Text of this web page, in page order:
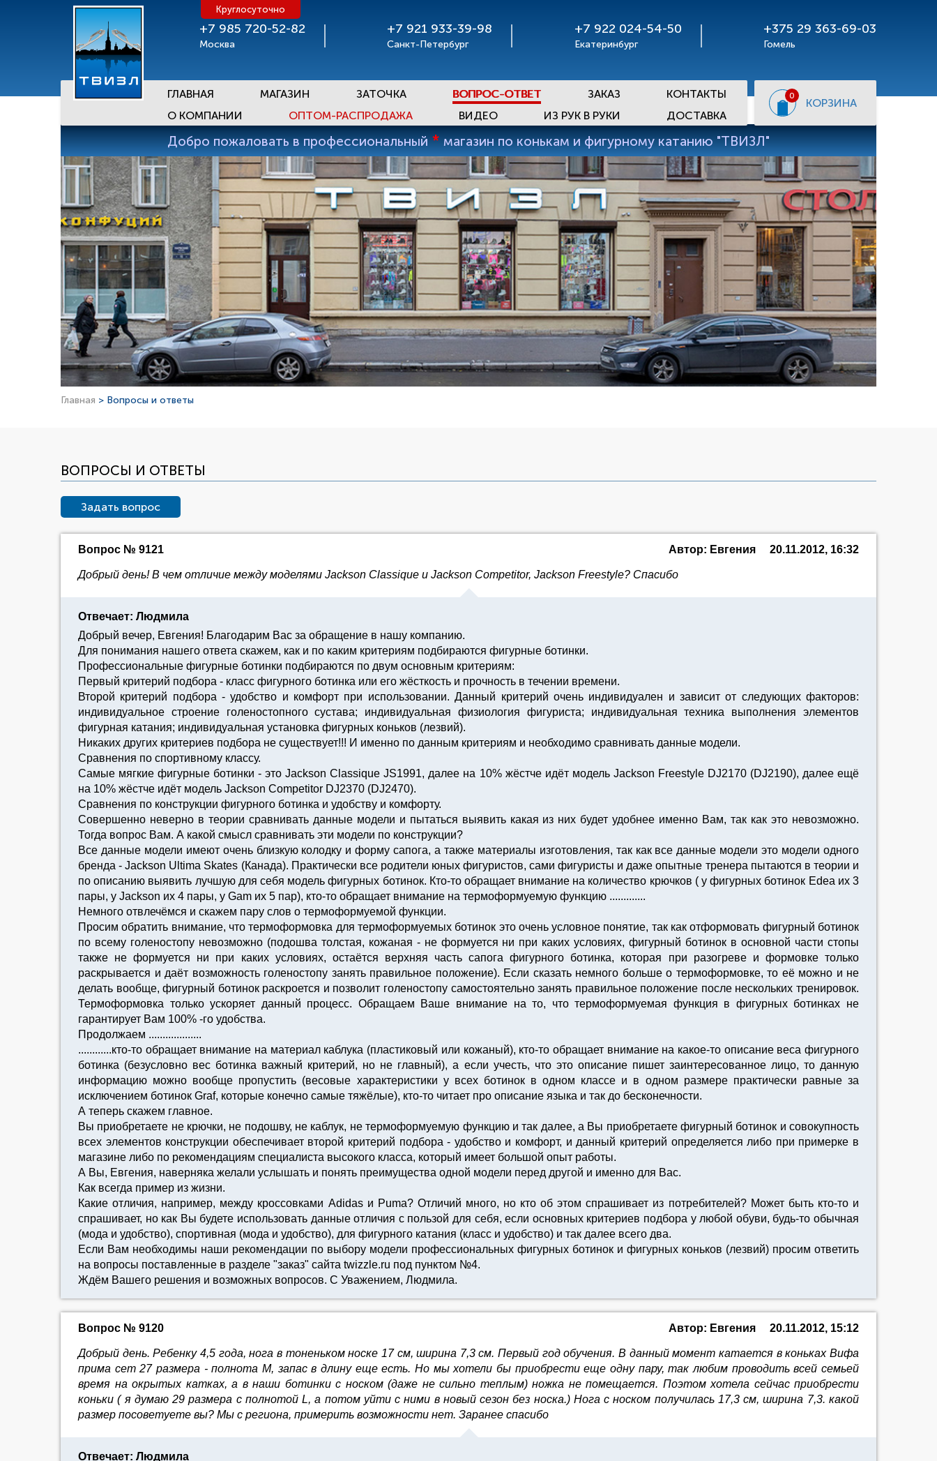
+7 985 720-52-82
Москва
Круглосуточно
+7 921 933-39-98
Санкт-Петербург
+7 922 024-54-50
Екатеринбург
+375 29 363-69-03
Гомель
ГЛАВНАЯ МАГАЗИН ЗАТОЧКА ВОПРОС-ОТВЕТ ЗАКАЗ
КОНТАКТЫ
О КОМПАНИИ
ОПТОМ-РАСПРОДАЖА ВИДЕО ИЗ РУК В РУКИ ДОСТАВКА
0
КОРЗИНА
Добро пожаловать в профессиональный * магазин по конькам и фигурному катанию "ТВИЗЛ"
Главная > Вопросы и ответы
ВОПРОСЫ И ОТВЕТЫ
Задать вопрос
Вопрос № 9121 Автор: Евгения 20.11.2012, 16:32
Добрый день! В чем отличие между моделями Jackson Classique и Jackson Competitor, Jackson Freestyle? Спасибо
Отвечает: Людмила
Добрый вечер, Евгения! Благодарим Вас за обращение в нашу компанию.
Для понимания нашего ответа скажем, как и по каким критериям подбираются фигурные ботинки.
Профессиональные фигурные ботинки подбираются по двум основным критериям:
Первый критерий подбора - класс фигурного ботинка или его жёсткость и прочность в течении времени.
Второй критерий подбора - удобство и комфорт при использовании. Данный критерий очень индивидуален и зависит от следующих факторов:
индивидуальное строение голеностопного сустава; индивидуальная физиология фигуриста; индивидуальная техника выполнения элементов
фигурная катания; индивидуальная установка фигурных коньков (лезвий).
Никаких других критериев подбора не существует!!! И именно по данным критериям и необходимо сравнивать данные модели.
Сравнения по спортивному классу.
Самые мягкие фигурные ботинки - это Jackson Classique JS1991, далее на 10% жёстче идёт модель Jackson Freestyle DJ2170 (DJ2190), далее ещё
на 10% жёстче идёт модель Jackson Competitor DJ2370 (DJ2470).
Сравнения по конструкции фигурного ботинка и удобству и комфорту.
Совершенно неверно в теории сравнивать данные модели и пытаться выявить какая из них будет удобнее именно Вам, так как это невозможно.
Тогда вопрос Вам. А какой смысл сравнивать эти модели по конструкции?
Все данные модели имеют очень близкую колодку и форму сапога, а также материалы изготовления, так как все данные модели это модели одного
бренда - Jackson Ultima Skates (Канада). Практически все родители юных фигуристов, сами фигуристы и даже опытные тренера пытаются в теории и
по описанию выявить лучшую для себя модель фигурных ботинок. Кто-то обращает внимание на количество крючков ( у фигурных ботинок Edea их 3
пары, у Jackson их 4 пары, у Gam их 5 пар), кто-то обращает внимание на термоформуемую функцию .............
Немного отвлечёмся и скажем пару слов о термоформуемой функции.
Просим обратить внимание, что термоформовка для термоформуемых ботинок это очень условное понятие, так как отформовать фигурный ботинок
по всему голеностопу невозможно (подошва толстая, кожаная - не формуется ни при каких условиях, фигурный ботинок в основной части стопы
также не формуется ни при каких условиях, остаётся верхняя часть сапога фигурного ботинка, которая при разогреве и формовке только
раскрывается и даёт возможность голеностопу занять правильное положение). Если сказать немного больше о термоформовке, то её можно и не
делать вообще, фигурный ботинок раскроется и позволит голеностопу cамостоятельно занять правильное положение после нескольких тренировок.
Термоформовка только ускоряет данный процесс. Обращаем Ваше внимание на то, что термоформуемая функция в фигурных ботинках не
гарантирует Вам 100% -го удобства.
Продолжаем ...................
............кто-то обращает внимание на материал каблука (пластиковый или кожаный), кто-то обращает внимание на какое-то описание веса фигурного
ботинка (безусловно вес ботинка важный критерий, но не главный), а если учесть, что это описание пишет заинтересованное лицо, то данную
информацию можно вообще пропустить (весовые характеристики у всех ботинок в одном классе и в одном размере практически равные за
исключением ботинок Graf, которые конечно самые тяжёлые), кто-то читает про описание языка и так до бесконечности.
А теперь скажем главное.
Вы приобретаете не крючки, не подошву, не каблук, не термоформуемую функцию и так далее, а Вы приобретаете фигурный ботинок и совокупность
всех элементов конструкции обеспечивает второй критерий подбора - удобство и комфорт, и данный критерий определяется либо при примерке в
магазине либо по рекомендациям специалиста высокого класса, который имеет большой опыт работы.
А Вы, Евгения, наверняка желали услышать и понять преимущества одной модели перед другой и именно для Вас.
Как всегда пример из жизни.
Какие отличия, например, между кроссовками Adidas и Puma? Отличий много, но кто об этом спрашивает из потребителей? Может быть кто-то и
спрашивает, но как Вы будете использовать данные отличия с пользой для себя, если основных критериев подбора у любой обуви, будь-то обычная
(мода и удобство), спортивная (мода и удобство), для фигурного катания (класс и удобство) и так далее всего два.
Если Вам необходимы наши рекомендации по выбору модели профессиональных фигурных ботинок и фигурных коньков (лезвий) просим ответить
на вопросы поставленные в разделе "заказ" сайта twizzle.ru под пунктом №4.
Ждём Вашего решения и возможных вопросов. С Уважением, Людмила.
Вопрос № 9120 Автор: Евгения 20.11.2012, 15:12
Добрый день. Ребенку 4,5 года, нога в тоненьком носке 17 см, ширина 7,3 см. Первый год обучения. В данный момент катается в коньках Вифа
прима сет 27 размера - полнота М, запас в длину еще есть. Но мы хотели бы приобрести еще одну пару, так любим проводить всей семьей
время на окрытых катках, а в наши ботинки с носком (даже не сильно теплым) ножка не помещается. Поэтом хотела сейчас приобрести
коньки ( я думаю 29 размера с полнотой L, а потом уйти с ними в новый сезон без носка.) Нога с носком получилась 17,3 см, ширина 7,3. какой
размер посоветуете вы? Мы с региона, примерить возможности нет. Заранее спасибо
Отвечает: Людмила